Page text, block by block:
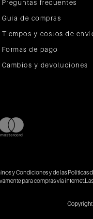
Preguntas frecuentes
Guía de compras
Tiempos y costos de
Formas de pago
Cambios y devoluciones
y Condicionesy de las Políticas
para compras vía
Copyright